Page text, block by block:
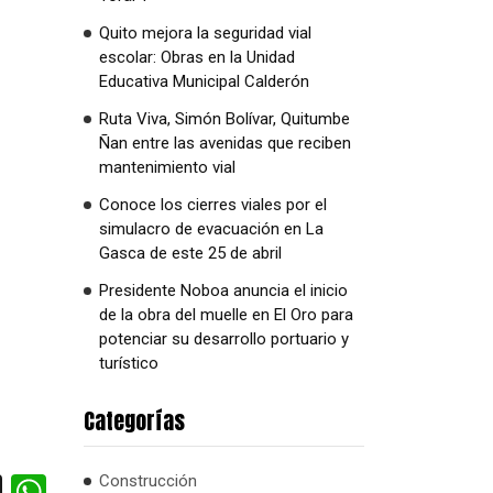
Quito mejora la seguridad vial
escolar: Obras en la Unidad
Educativa Municipal Calderón
Ruta Viva, Simón Bolívar, Quitumbe
Ñan entre las avenidas que reciben
mantenimiento vial
Conoce los cierres viales por el
simulacro de evacuación en La
Gasca de este 25 de abril
Presidente Noboa anuncia el inicio
de la obra del muelle en El Oro para
potenciar su desarrollo portuario y
turístico
Categorías
Construcción